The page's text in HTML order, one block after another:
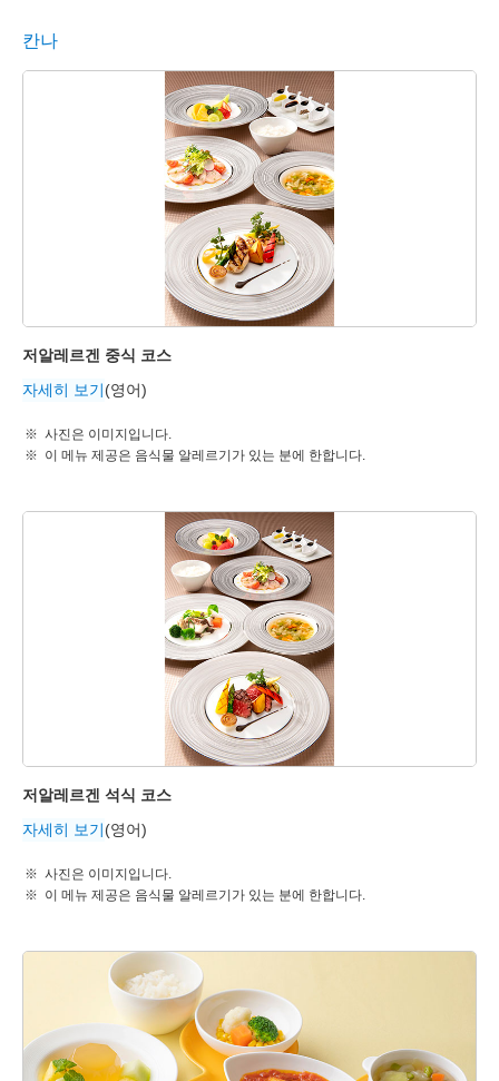
칸나
저알레르겐 중식 코스
자세히 보기(영어)
사진은 이미지입니다.
이 메뉴 제공은 음식물 알레르기가 있는 분에 한합니다.
저알레르겐 석식 코스
자세히 보기(영어)
사진은 이미지입니다.
이 메뉴 제공은 음식물 알레르기가 있는 분에 한합니다.